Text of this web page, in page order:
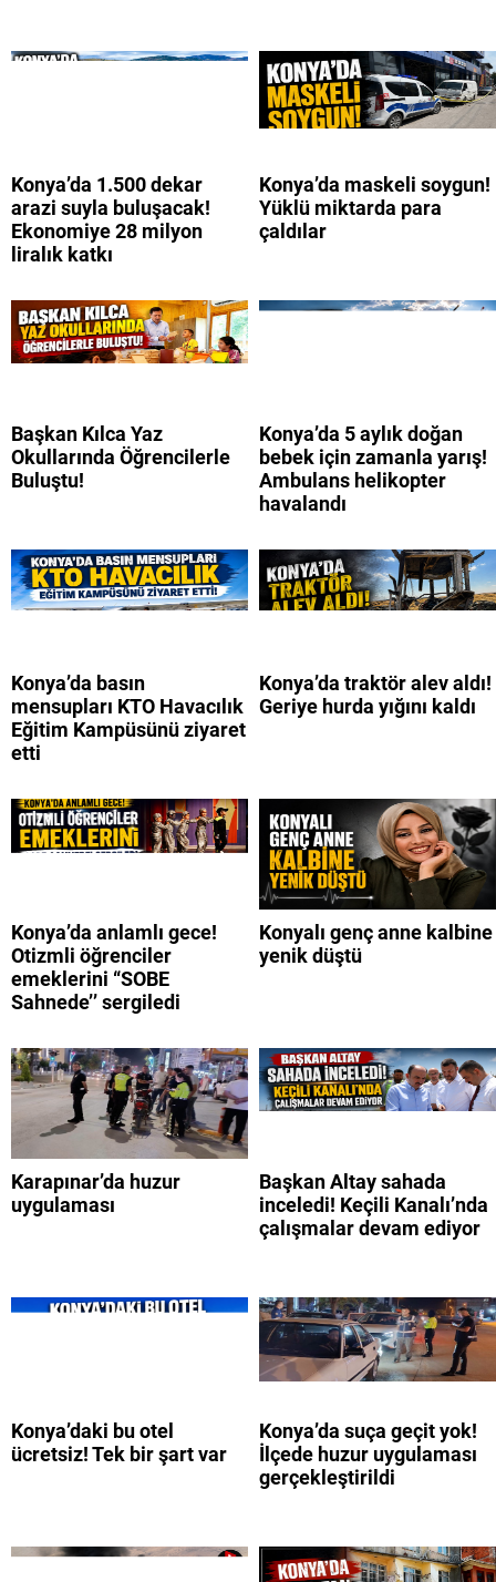
Konya’da 1.500 dekar
arazi suyla buluşacak!
Ekonomiye 28 milyon
liralık katkı
Konya’da maskeli soygun!
Yüklü miktarda para
çaldılar
Başkan Kılca Yaz
Okullarında Öğrencilerle
Buluştu!
Konya’da 5 aylık doğan
bebek için zamanla yarış!
Ambulans helikopter
havalandı
Konya’da basın
mensupları KTO Havacılık
Eğitim Kampüsünü ziyaret
etti
Konya’da traktör alev aldı!
Geriye hurda yığını kaldı
Konya’da anlamlı gece!
Otizmli öğrenciler
emeklerini “SOBE
Sahnede’’ sergiledi
Konyalı genç anne kalbine
yenik düştü
Karapınar’da huzur
uygulaması
Başkan Altay sahada
inceledi! Keçili Kanalı’nda
çalışmalar devam ediyor
Konya’daki bu otel
ücretsiz! Tek bir şart var
Konya’da suça geçit yok!
İlçede huzur uygulaması
gerçekleştirildi